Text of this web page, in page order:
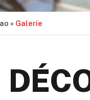
» Galerie